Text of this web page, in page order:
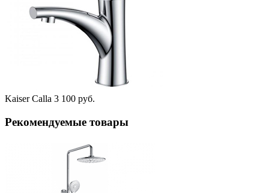
Kaiser Calla 3 100 руб.
Рекомендуемые товары